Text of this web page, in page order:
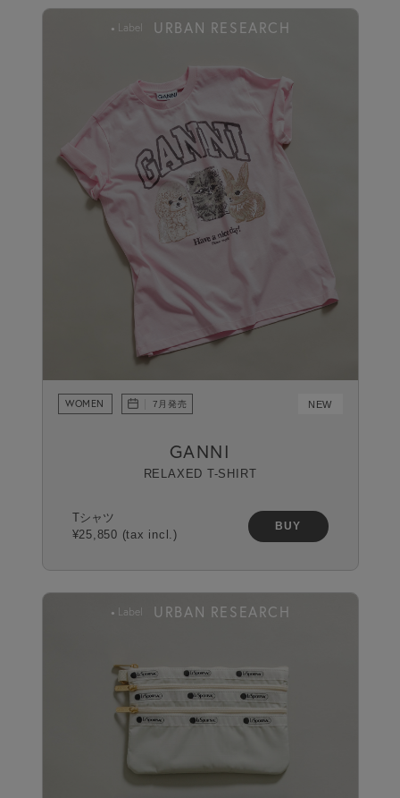
Label URBAN RESEARCH
WOMEN 7月発売 NEW
GANNI
RELAXED T-SHIRT
Tシャツ
¥25,850 (tax incl.)
BUY
Label URBAN RESEARCH